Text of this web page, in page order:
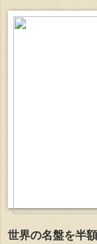
世界の名盤を半